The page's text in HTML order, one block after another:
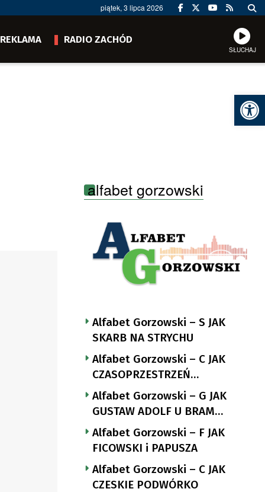
piątek, 3 lipca 2026
REKLAMA RADIO ZACHÓD
SŁUCHAJ
alfabet gorzowski
Alfabet Gorzowski – S JAK
SKARB NA STRYCHU
Alfabet Gorzowski – C JAK
CZASOPRZESTRZEŃ
NUTTGENSA
Alfabet Gorzowski – G JAK
GUSTAW ADOLF U BRAM
LANDSBERGA
Alfabet Gorzowski – F JAK
FICOWSKI i PAPUSZA
Alfabet Gorzowski – C JAK
CZESKIE PODWÓRKO